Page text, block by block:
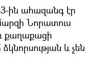
ին ահազանգ էր
Նորատուս
քաղաքացի
և չեն